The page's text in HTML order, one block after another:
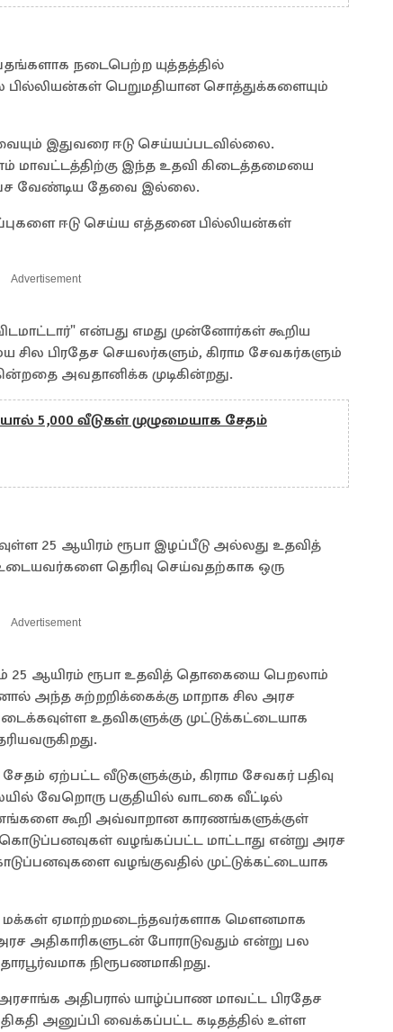
நடைபெற்ற யுத்தத்தில்
பெறுமதியான சொத்துக்களையும்
இதுவரை ஈடு செய்யப்படவில்லை.
மாவட்டத்திற்கு இந்த உதவி கிடைத்தமையை
வேண்டிய தேவை இல்லை.
ஈடு செய்ய எத்தனை பில்லியன்கள்
Advertisement
என்பது எமது முன்னோர்கள் கூறிய
சில பிரதேச செயலர்களும், கிராம சேவகர்களும்
அவதானிக்க முடிகின்றது.
5,000 வீடுகள் முழுமையாக சேதம்
25 ஆயிரம் ரூபா இழப்பீடு அல்லது உதவித்
தெரிவு செய்வதற்காக ஒரு
Advertisement
25 ஆயிரம் ரூபா உதவித் தொகையை பெறலாம்
அந்த சுற்றறிக்கைக்கு மாறாக சில அரச
உதவிகளுக்கு முட்டுக்கட்டையாக
ஏற்பட்ட வீடுகளுக்கும், கிராம சேவகர் பதிவு
வேறொரு பகுதியில் வாடகை வீட்டில்
கூறி அவ்வாறான காரணங்களுக்குள்
வழங்கப்பட்ட மாட்டாது என்று அரச
வழங்குவதில் முட்டுக்கட்டையாக
மக்கள் ஏமாற்றமடைந்தவர்களாக மௌனமாக
அதிகாரிகளுடன் போராடுவதும் என்று பல
நிரூபணமாகிறது.
அதிபரால் யாழ்ப்பாண மாவட்ட பிரதேச
அனுப்பி வைக்கப்பட்ட கடிதத்தில் உள்ள